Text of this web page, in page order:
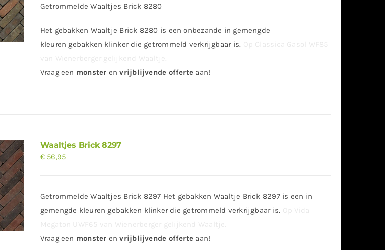
Getrommelde Waaltjes Brick 8280
Het gebakken Waaltje Brick 8280 is een onbezande in gemengde
kleuren gebakken klinker die getrommeld verkrijgbaar is.
Vraag een monster en vrijblijvende offerte aan!
Waaltjes Brick 8297
€56,95
Getrommelde Waaltjes Brick 8297 Het gebakken Waaltje Brick 8297 is een in
gemengde kleuren gebakken klinker die getrommeld verkrijgbaar is.
Vraag een monster en vrijblijvende offerte aan!